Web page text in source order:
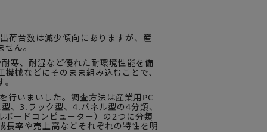
荷台数は減少傾向にありますが、産
ん。
寒、耐湿など優れた耐環境性能を備
械などにそのまま組み込むことで、
行いまいした。調査方法は産業用PC
、3.ラック型、4.パネル型の4分類、
ードコンピューター）の2つに分類
長率や売上高などそれぞれの特性を明